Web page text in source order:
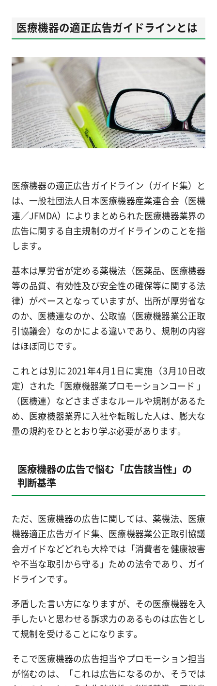
医療機器の適正広告ガイドラインとは
医療機器の適正広告ガイドライン（ガイド集）と
は、一般社団法人日本医療機器産業連合会（医機
連／JFMDA）によりまとめられた医療機器業界の
広告に関する自主規制のガイドラインのことを指
します。
基本は厚労省が定める薬機法（医薬品、医療機器
等の品質、有効性及び安全性の確保等に関する法
律）がベースとなっていますが、出所が厚労省な
のか、医機連なのか、公取協（医療機器業公正取
引協議会）なのかによる違いであり、規制の内容
はほぼ同じです。
これとは別に2021年4月1日に実施（3月10日改
定）された「医療機器業プロモーションコード 」
（医機連）などさまざまなルールや規制があるた
め、医療機器業界に入社や転職した人は、膨大な
量の規約をひととおり学ぶ必要があります。
医療機器の広告で悩む「広告該当性」の
判断基準
ただ、医療機器の広告に関しては、薬機法、医療
機器適正広告ガイド集、医療機器業公正取引協議
会ガイドなどどれも大枠では「消費者を健康被害
や不当な取引から守る」ための法令であり、ガイ
ドラインです。
矛盾した言い方になりますが、その医療機器を入
手したいと思わせる訴求力のあるものは広告とし
て規制を受けることになります。
そこで医療機器の広告担当やプロモーション担当
が悩むのは、「これは広告になるのか、そうでは